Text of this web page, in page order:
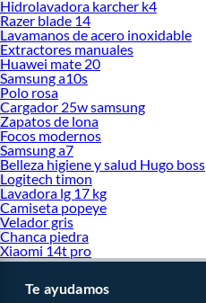
Hidrolavadora karcher k4
Razer blade 14
Lavamanos de acero inoxidable
Extractores manuales
Huawei mate 20
Samsung a10s
Polo rosa
Cargador 25w samsung
Zapatos de lona
Focos modernos
Samsung a7
Belleza higiene y salud Hugo boss
Logitech timon
Lavadora lg 17 kg
Camiseta popeye
Velador gris
Chanca piedra
Xiaomi 14t pro
Te ayudamos